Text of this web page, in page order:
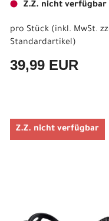
Z.Z. nicht verfügbar
pro Stück (inkl. MwSt.
Standardartikel)
39,99 EUR
Z.Z. nicht verfügbar